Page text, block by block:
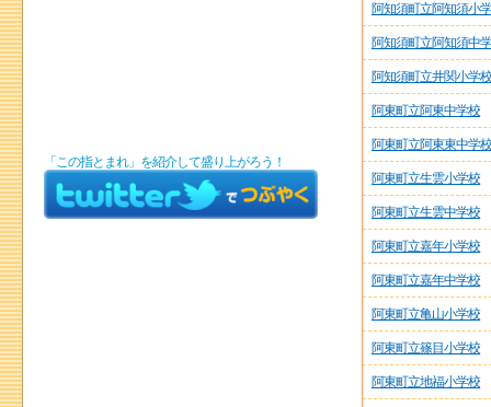
阿知須町立阿知須小
阿知須町立阿知須中
阿知須町立井関小学校
阿東町立阿東中学校
阿東町立阿東東中学校
阿東町立生雲小学校
阿東町立生雲中学校
阿東町立嘉年小学校
阿東町立嘉年中学校
阿東町立亀山小学校
阿東町立篠目小学校
阿東町立地福小学校
「この指とまれ」を紹介して盛り上がろう！